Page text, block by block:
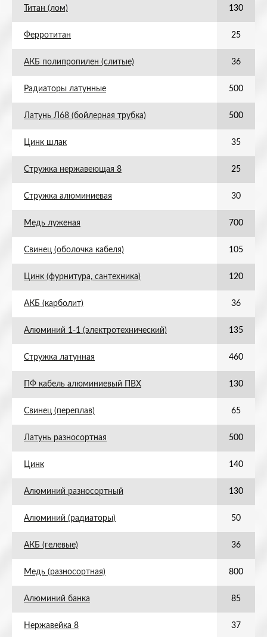
Титан (лом) 130
Ферротитан 25
АКБ полипропилен (слитые) 36
Радиаторы латунные 500
Латунь Л68 (бойлерная трубка) 500
Цинк шлак 35
Стружка нержавеющая 8 25
Стружка алюминиевая 30
Медь луженая 700
Свинец (оболочка кабеля) 105
Цинк (фурнитура, сантехника) 120
АКБ (карболит) 36
Алюминий 1-1 (электротехнический) 135
Стружка латунная 460
ПФ кабель алюминиевый ПВХ 130
Свинец (переплав) 65
Латунь разносортная 500
Цинк 140
Алюминий разносортный 130
Алюминий (радиаторы) 50
АКБ (гелевые) 36
Медь (разносортная) 800
Алюминий банка 85
Нержавейка 8 37